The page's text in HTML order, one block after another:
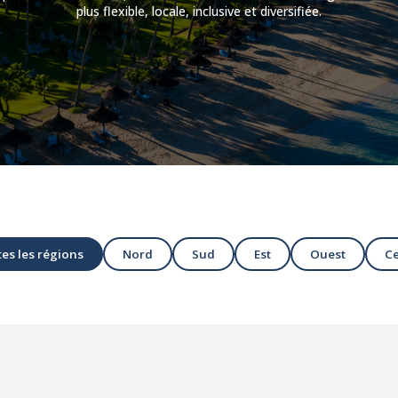
plus flexible, locale, inclusive et diversifiée.
les régions Nord Sud Est Ouest